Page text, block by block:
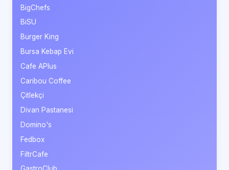
BigChefs
BiSU
Burger King
Bursa Kebap Evi
Cafe APlus
Caribou Coffee
Çitlekçi
Divan Pastanesi
Domino's
Fedbox
FiltrCafe